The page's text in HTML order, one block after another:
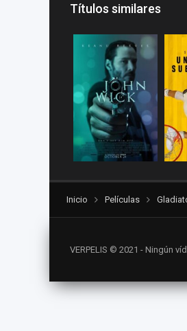
Títulos similares
Inicio Películas
VERPELIS © 2021 - Ningún